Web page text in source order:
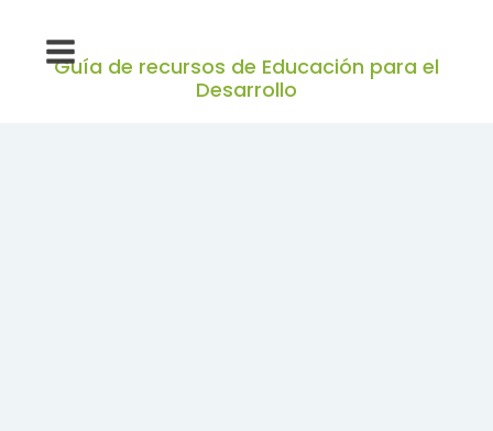
Guía de recursos de Educación para el
Desarrollo